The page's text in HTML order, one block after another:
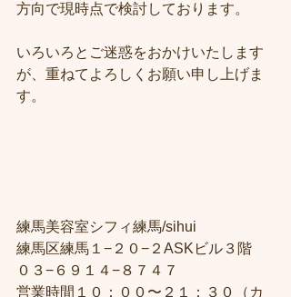
方向で現時点で検討しております。
いろいろとご迷惑をおかけいたします
が、重ねてよろしくお願い申し上げま
す。
練馬美容室シフィ練馬/sihui
練馬区練馬１−２０−２ASKビル３階
０３−６９１４−８７４７
営業時間１０：００〜２１：３０（カ